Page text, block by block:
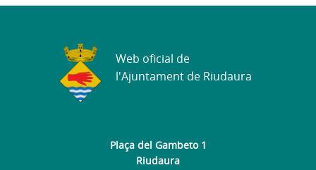
Plaça del Gambeto 1
Riudaura
Web oficial de
l'Ajuntament de Riudaura